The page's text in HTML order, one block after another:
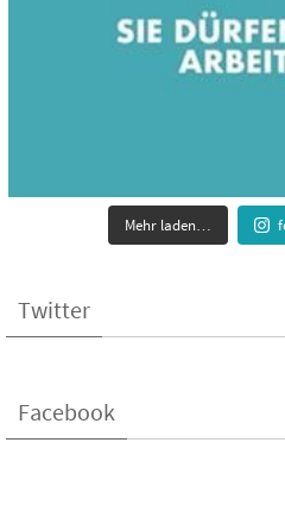
Mehr laden…
Twitter
Facebook